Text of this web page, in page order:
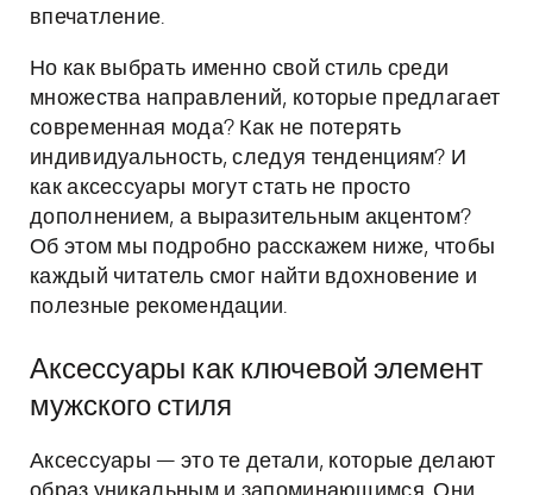
впечатление.
Но как выбрать именно свой стиль среди
множества направлений, которые предлагает
современная мода? Как не потерять
индивидуальность, следуя тенденциям? И
как аксессуары могут стать не просто
дополнением, а выразительным акцентом?
Об этом мы подробно расскажем ниже, чтобы
каждый читатель смог найти вдохновение и
полезные рекомендации.
Аксессуары как ключевой элемент
мужского стиля
Аксессуары — это те детали, которые делают